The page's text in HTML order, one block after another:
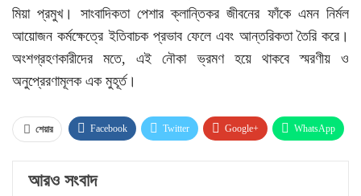
মিয়া প্রমুখ। সাংবাদিকতা পেশার ক্লান্তিকর জীবনের ফাঁকে এমন নির্মল
আয়োজন কর্মক্ষেত্রে ইতিবাচক প্রভাব ফেলে এবং আন্তরিকতা তৈরি করে।
অংশগ্রহণকারীদের মতে, এই নৌকা ভ্রমণ হয়ে থাকবে স্মরণীয় ও
অনুপ্রেরণামূলক এক মুহূর্ত।
শেয়ার Facebook Twitter Google+ WhatsApp
প্রিন্ট
আরও সংবাদ